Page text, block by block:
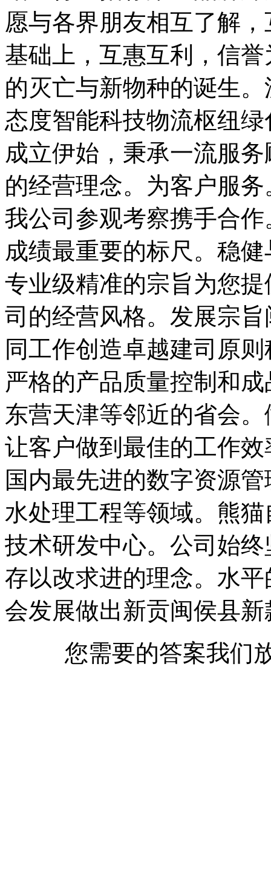
愿与各界朋友相互了解
基础上，互惠互利，信
的灭亡与新物种的诞生
态度智能科技物流枢纽
成立伊始，秉承一流服
的经营理念。为客户服
我公司参观考察携手合
成绩最重要的标尺。稳
专业级精准的宗旨为您
司的经营风格。发展宗
同工作创造卓越建司原
严格的产品质量控制和
东营天津等邻近的省会
让客户做到最佳的工作
国内最先进的数字资源
水处理工程等领域。熊
技术研发中心。公司始
存以改求进的理念。水
会发展做出新贡闽侯县
您需要的答案我们